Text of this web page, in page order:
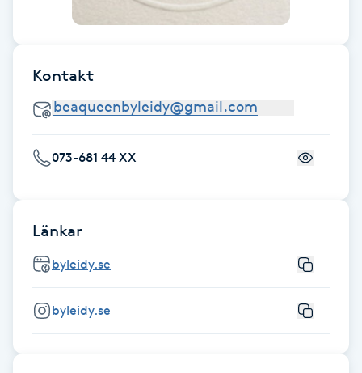
Gellack
Gellack med förstärkning
Gravidyoga
Gua Sha-massage
Kontakt
073-681 44 XX
Länkar
byleidy.se
byleidy.se